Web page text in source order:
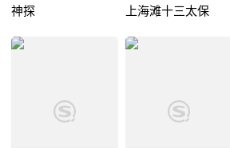
神探 上海滩十三太保